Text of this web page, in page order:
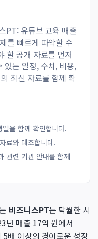
PT: 유튜브 교육 매출
를 빠르게 파악할 수
할 공개 자료를 먼저
있는 일정, 수치, 비용,
최신 자료를 함께 확
을 함께 확인합니다.
료와 대조합니다.
관련 기관 안내를 함께
비즈니스PT는 탁월한 시
년 매출 17억 원에서
배 이상의 경이로운 성장